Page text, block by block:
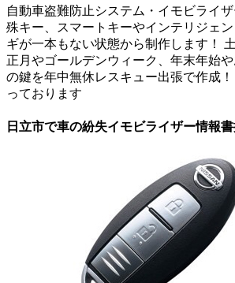
自動車盗難防止システム・イモビライ
殊キー、スマートキーやインテリジェ
ギが一本もない状態から制作します！
正月やゴールデンウィーク、年末年始
の鍵を年中無休レスキュー出張で作成
っております
日立市で車の紛失イモビライザー情報